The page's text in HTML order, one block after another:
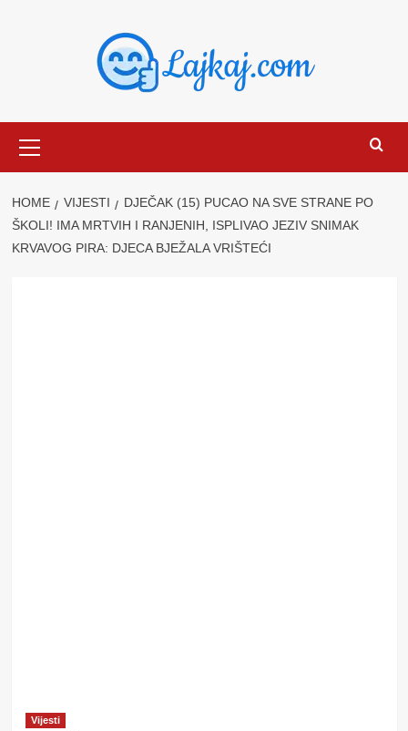
Menu
HOME VIJESTI
DJEČAK (15) PUCAO NA SVE STRANE PO
ŠKOLI! IMA MRTVIH I RANJENIH, ISPLIVAO JEZIV SNIMAK
KRVAVOG PIRA: DJECA BJEŽALA VRIŠTEĆI
Vijesti